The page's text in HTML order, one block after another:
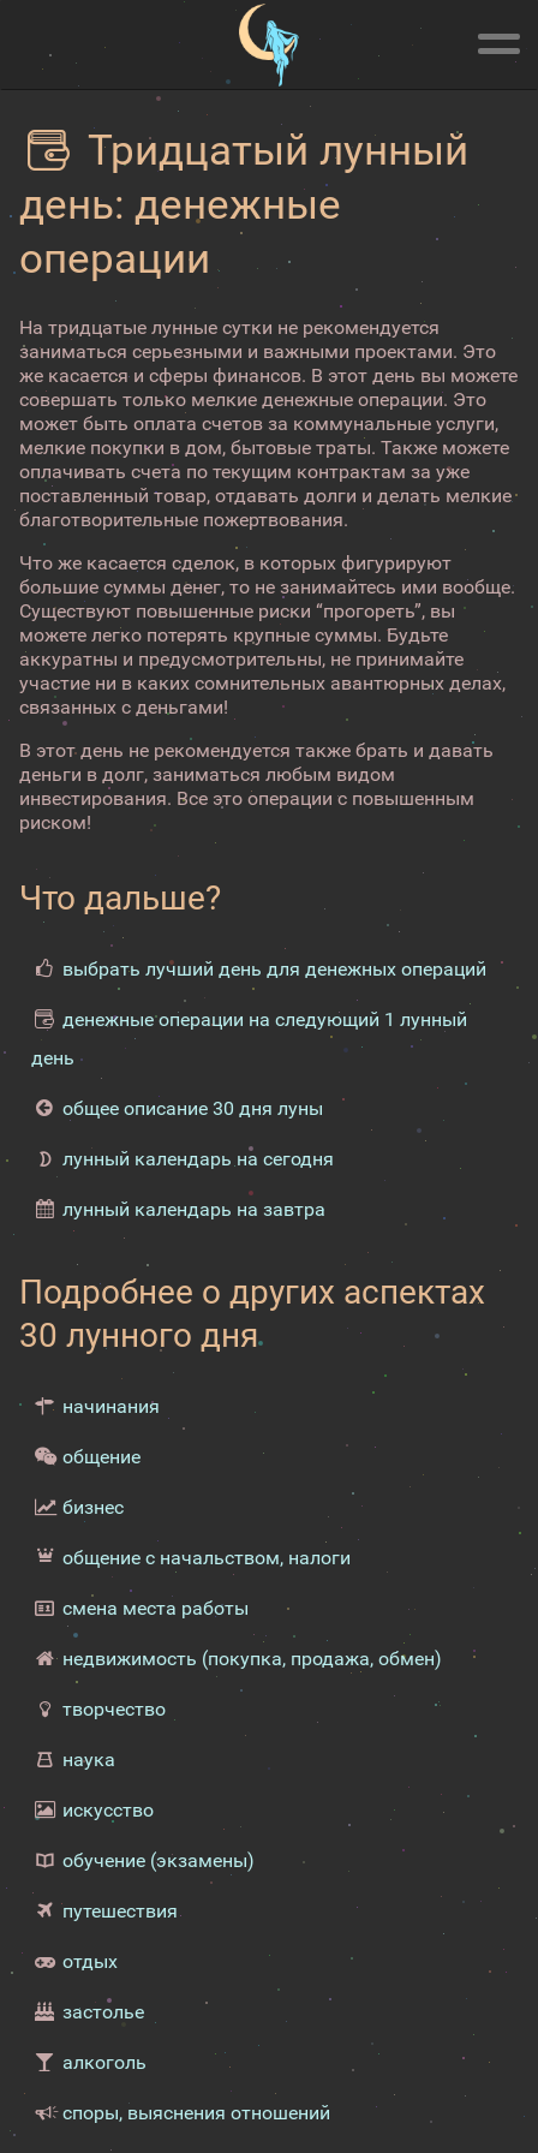
Тридцатый лунный
день: денежные
операции
На тридцатые лунные сутки не рекомендуется
заниматься серьезными и важными проектами. Это
же касается и сферы финансов. В этот день вы можете
совершать только мелкие денежные операции. Это
может быть оплата счетов за коммунальные услуги,
мелкие покупки в дом, бытовые траты. Также можете
оплачивать счета по текущим контрактам за уже
поставленный товар, отдавать долги и делать мелкие
благотворительные пожертвования.
Что же касается сделок, в которых фигурируют
большие суммы денег, то не занимайтесь ими вообще.
Существуют повышенные риски “прогореть”, вы
можете легко потерять крупные суммы. Будьте
аккуратны и предусмотрительны, не принимайте
участие ни в каких сомнительных авантюрных делах,
связанных с деньгами!
В этот день не рекомендуется также брать и давать
деньги в долг, заниматься любым видом
инвестирования. Все это операции с повышенным
риском!
Что дальше?
выбрать лучший день для денежных операций
денежные операции на следующий 1 лунный
день
общее описание 30 дня луны
лунный календарь на сегодня
лунный календарь на завтра
Подробнее о других аспектах
30 лунного дня
начинания
общение
бизнес
общение с начальством, налоги
смена места работы
недвижимость (покупка, продажа, обмен)
творчество
наука
искусство
обучение (экзамены)
путешествия
отдых
застолье
алкоголь
споры, выяснения отношений